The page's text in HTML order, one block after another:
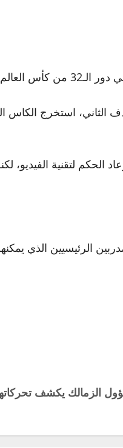
17 عاما.
بروشيز لاعب سويسرا، الهدف الثاني،
الحكم لتقنية الفيديو،
استخدام “البطاقة الخضراء”، وذلك
الزمالك يكشف